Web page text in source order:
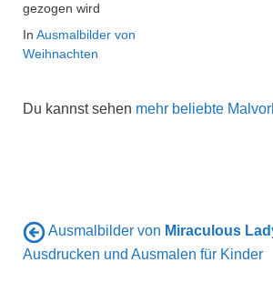
gezogen wird
In Ausmalbilder von
Weihnachten
Du kannst sehen mehr beliebte
Ausmalbilder von Miraculous
Ausdrucken und Ausmalen für Kinder